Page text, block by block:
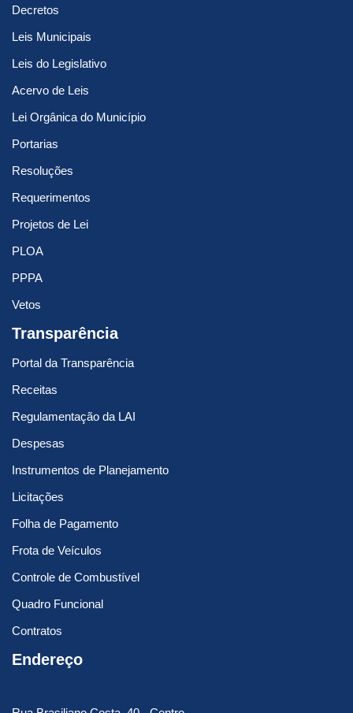
Decretos
Leis Municipais
Leis do Legislativo
Acervo de Leis
Lei Orgânica do Município
Portarias
Resoluções
Requerimentos
Projetos de Lei
PLOA
PPPA
Vetos
Transparência
Portal da Transparência
Receitas
Regulamentação da LAI
Despesas
Instrumentos de Planejamento
Licitações
Folha de Pagamento
Frota de Veículos
Controle de Combustível
Quadro Funcional
Contratos
Endereço